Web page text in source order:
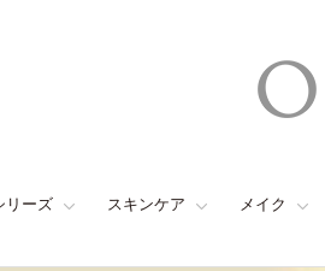
リーズ スキンケア メイク